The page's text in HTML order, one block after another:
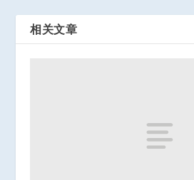
相关文章